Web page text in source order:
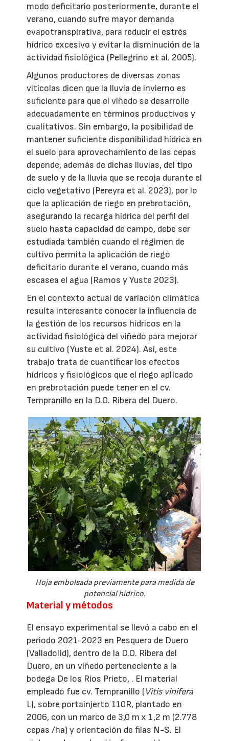
modo deficitario posteriormente, durante el
verano, cuando sufre mayor demanda
evapotranspirativa, para reducir el estrés
hídrico excesivo y evitar la disminución de la
actividad fisiológica (Pellegrino et al. 2005).
Algunos productores de diversas zonas
vitícolas dicen que la lluvia de invierno es
suficiente para que el viñedo se desarrolle
adecuadamente en términos productivos y
cualitativos. Sin embargo, la posibilidad de
mantener suficiente disponibilidad hídrica en
el suelo para aprovechamiento de las cepas
depende, además de dichas lluvias, del tipo
de suelo y de la lluvia que se recoja durante el
ciclo vegetativo (Pereyra et al. 2023), por lo
que la aplicación de riego en prebrotación,
asegurando la recarga hídrica del perfil del
suelo hasta capacidad de campo, debe ser
estudiada también cuando el régimen de
cultivo permita la aplicación de riego
deficitario durante el verano, cuando más
escasea el agua (Ramos y Yuste 2023).
En el contexto actual de variación climática
resulta interesante conocer la influencia de
la gestión de los recursos hídricos en la
actividad fisiológica del viñedo para mejorar
su cultivo (Yuste et al. 2024). Así, este
trabajo trata de cuantificar los efectos
hídricos y fisiológicos que el riego aplicado
en prebrotación puede tener en el cv.
Tempranillo en la D.O. Ribera del Duero.
Hoja embolsada previamente para medida de
potencial hídrico.
Material y métodos
El ensayo experimental se llevó a cabo en el
periodo 2021-2023 en Pesquera de Duero
(Valladolid), dentro de la D.O. Ribera del
Duero, en un viñedo perteneciente a la
bodega De los Ríos Prieto, . El material
empleado fue cv. Tempranillo (Vitis vinifera
L), sobre portainjerto 110R, plantado en
2006, con un marco de 3,0 m x 1,2 m (2.778
cepas /ha) y orientación de filas N-S. El